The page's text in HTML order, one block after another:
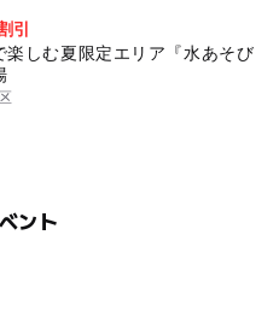
引
楽しむ夏限定エリア『水あそび
ント